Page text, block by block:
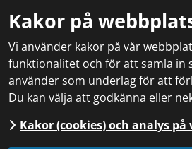
Kakor på
Vi använder kakor på vår
funktionalitet och för att samla in
använder som underlag för att
Du kan välja att godkänna eller
Kakor (cookies) och analys på